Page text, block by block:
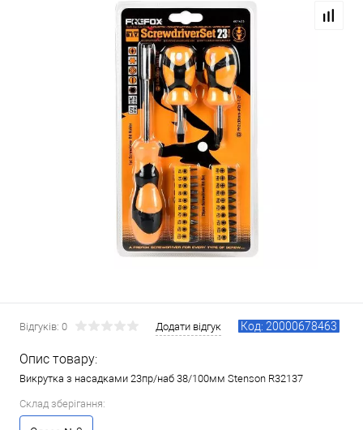
Відгуків: 0 Додати відгук Код: 20000678463
Опис товару:
Викрутка з насадками 23пр/наб 38/100мм Stenson R32137
Склад зберігання: